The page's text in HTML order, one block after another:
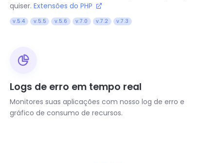
quiser. Extensões do PHP
v.5.4 v.5.5 v.5.6 v.7.0 v.7.2 v.7.3
Logs de erro em tempo real
Monitores suas aplicações com nosso log de erro e
gráfico de consumo de recursos.